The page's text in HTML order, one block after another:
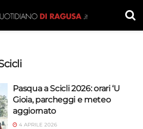
Pasqua a Scicli 2026: orari ‘U
Gioia, parcheggi e meteo
aggiornato
4 APRILE 2026